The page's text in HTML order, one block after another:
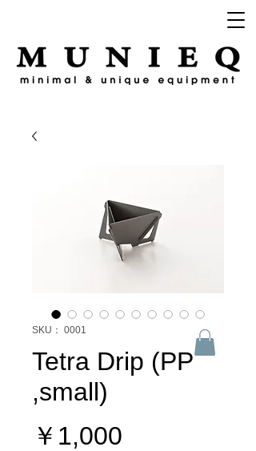
SKU： 0001
Tetra Drip (PP
,small)
￥1,000